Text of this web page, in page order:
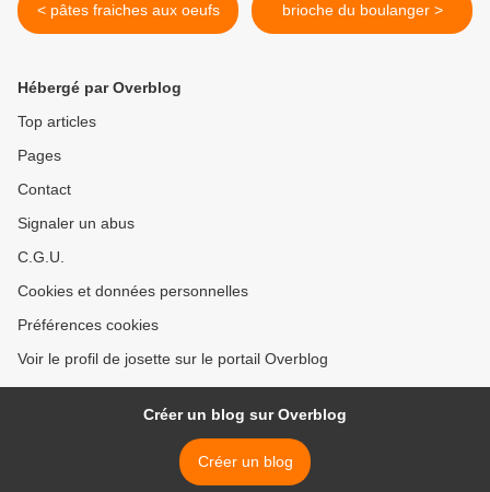
< pâtes fraiches aux oeufs brioche du boulanger >
Hébergé par Overblog
Top articles
Pages
Contact
Signaler un abus
C.G.U.
Cookies et données personnelles
Préférences cookies
Voir le profil de josette sur le portail Overblog
Créer un blog sur Overblog
Créer un blog